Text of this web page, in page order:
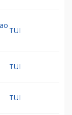
TUI
TUI
TUI